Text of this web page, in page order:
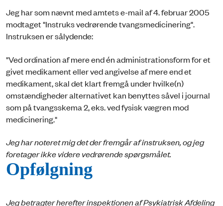
Jeg har som nævnt med amtets e-mail af 4. februar 2005
modtaget "Instruks vedrørende tvangsmedicinering".
Instruksen er sålydende:
"Ved ordination af mere end én administrationsform for et
givet medikament eller ved angivelse af mere end et
medikament, skal det klart fremgå under hvilke(n)
omstændigheder alternativet kan benyttes såvel i journal
som på tvangsskema 2, eks. ved fysisk vægren mod
medicinering."
Jeg har noteret mig det der fremgår af instruksen, og jeg
foretager ikke videre vedrørende spørgsmålet.
Opfølgning
Jeg betragter herefter inspektionen af Psykiatrisk Afdeling